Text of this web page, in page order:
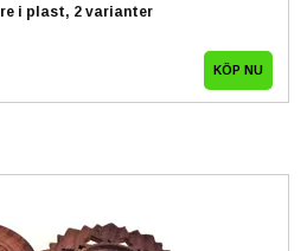
i plast, 2 varianter
KÖP NU